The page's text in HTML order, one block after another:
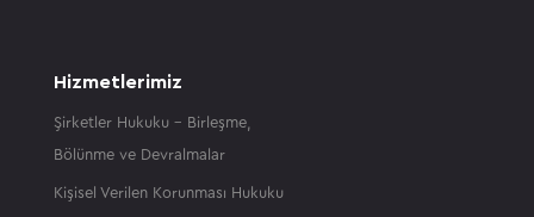
Hizmetlerimiz
Şirketler Hukuku – Birleşme,
Bölünme ve Devralmalar
Kişisel Verilen Korunması Hukuku